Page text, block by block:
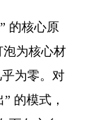
的核心原
泡为核心材
为零。对
的模式，